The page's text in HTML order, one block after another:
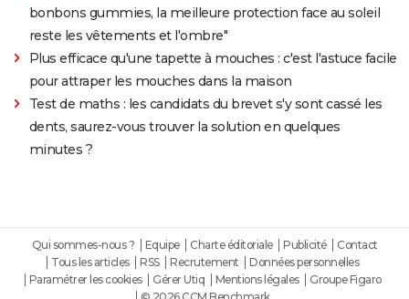
bonbons gummies, la meilleure protection face au soleil
reste les vêtements et l'ombre"
Plus efficace qu'une tapette à mouches : c'est l'astuce facile
pour attraper les mouches dans la maison
Test de maths : les candidats du brevet s'y sont cassé les
dents, saurez-vous trouver la solution en quelques
minutes ?
Qui sommes-nous ? Equipe Charte éditoriale Publicité
Contact
Tous les articles
RSS Recrutement
Données personnelles
Paramétrer les cookies
Gérer Utiq Mentions légales
Groupe Figaro